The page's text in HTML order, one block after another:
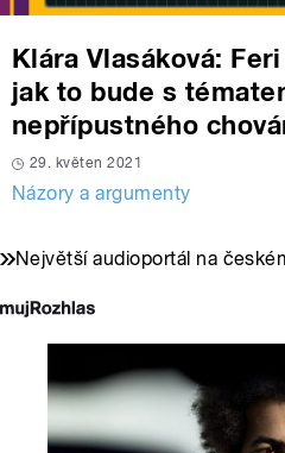
Klára Vlasáková:
jak to bude s
nepřípustného
29. květen 2021
Názory a argumenty
Největší audioportál na